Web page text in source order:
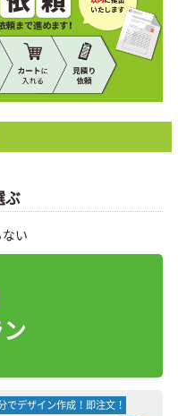
ぶ
い
でデザイン作成！即注文！